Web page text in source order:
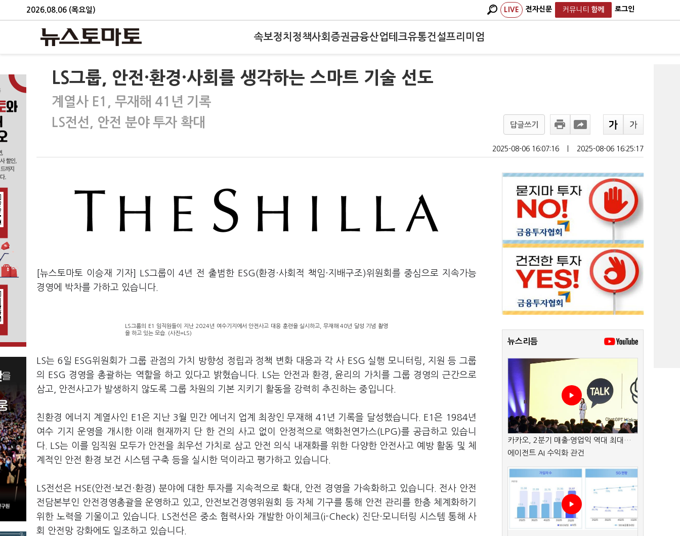
2026.08.06 (목요일) LIVE 전자신문 커뮤니티 함께 로그인
속보정치 정책사회 증권금융산업테크유통건설프리미엄
LS그룹, 안전·환경·사회를 생각하는 스마트 기술 선도
계열사 E1, 무재해 41년 기록
LS전선, 안전 분야 투자 확대
답글쓰기
2025-08-06 16:07:16 2025-08-06 16:25:17
[뉴스토마토 이승재 기자] LS그룹이 4년 전 출범한 ESG(환경·사회적 책임·지배구조)위원회를 중심으로 지속가능
경영에 박차를 가하고 있습니다.
LS그룹의 E1 임직원들이 지난 2024년 여수기지에서 안전사고 대응 훈련을 실시하고, 무재해 40년 달성 기념 촬영
을 하고 있는 모습. (사진=LS)
LS는 6일 ESG위원회가 그룹 관점의 가치 방향성 정립과 정책 변화 대응과 각 사 ESG 실행 모니터링, 지원 등 그룹
의 ESG 경영을 총괄하는 역할을 하고 있다고 밝혔습니다. LS는 안전과 환경, 윤리의 가치를 그룹 경영의 근간으로
삼고, 안전사고가 발생하지 않도록 그룹 차원의 기본 지키기 활동을 강력히 추진하는 중입니다.
친환경 에너지 계열사인 E1은 지난 3월 민간 에너지 업계 최장인 무재해 41년 기록을 달성했습니다. E1은 1984년
여수 기지 운영을 개시한 이래 현재까지 단 한 건의 사고 없이 안정적으로 액화천연가스(LPG)를 공급하고 있습니
다. LS는 이를 임직원 모두가 안전을 최우선 가치로 삼고 안전 의식 내재화를 위한 다양한 안전사고 예방 활동 및 체
계적인 안전 환경 보건 시스템 구축 등을 실시한 덕이라고 평가하고 있습니다.
LS전선은 HSE(안전·보건·환경) 분야에 대한 투자를 지속적으로 확대, 안전 경영을 가속화하고 있습니다. 전사 안전
전담본부인 안전경영총괄을 운영하고 있고, 안전보건경영위원회 등 자체 기구를 통해 안전 관리를 한층 체계화하기
위한 노력을 기울이고 있습니다. LS전선은 중소 협력사와 개발한 아이체크(i-Check) 진단·모니터링 시스템 통해 사
회 안전망 강화에도 일조하고 있습니다.
뉴스리듬
카카오, 2분기 매출·영업익 역대 최대…
에이전트 AI 수익화 관건